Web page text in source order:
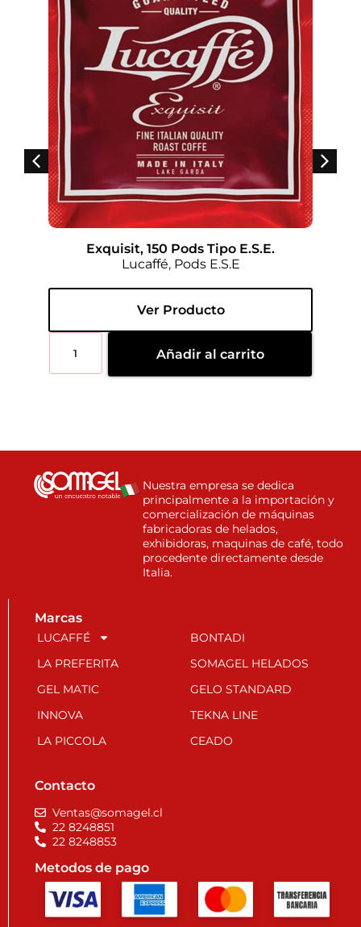
Exquisit, 150 Pods Tipo E.S.E.
Lucaffé, Pods E.S.E
Ver Producto
Añadir al carrito
Nuestra empresa se dedica
principalmente a la importación y
comercialización de máquinas
fabricadoras de helados,
exhibidoras, maquinas de café, todo
procedente directamente desde
Italia.
Marcas
LUCAFFÉ
BONTADI
LA PREFERITA
SOMAGEL HELADOS
GEL MATIC
GELO STANDARD
INNOVA
TEKNA LINE
LA PICCOLA
CEADO
Contacto
Ventas@somagel.cl
22 8248851
22 8248853
Metodos de pago